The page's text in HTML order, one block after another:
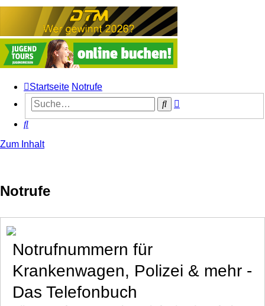
Startseite Notrufe
Suche
Suche
Zum Inhalt
Notrufe
Notrufnummern für
Krankenwagen, Polizei & mehr -
Das Telefonbuch